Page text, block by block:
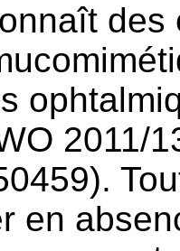
des
2011/
).
en